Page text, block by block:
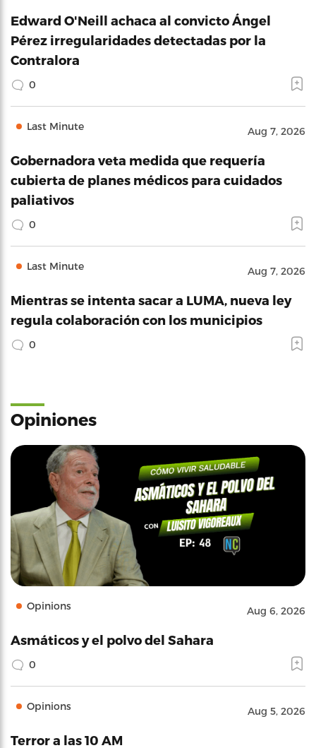
Edward O'Neill achaca al convicto Ángel
Pérez irregularidades detectadas por la
Contralora
0
Last Minute Aug 7, 2026
Gobernadora veta medida que requería
cubierta de planes médicos para cuidados
paliativos
0
Last Minute Aug 7, 2026
Mientras se intenta sacar a LUMA, nueva ley
regula colaboración con los municipios
0
Opiniones
Opinions Aug 6, 2026
Asmáticos y el polvo del Sahara
0
Opinions Aug 5, 2026
Terror a las 10 AM